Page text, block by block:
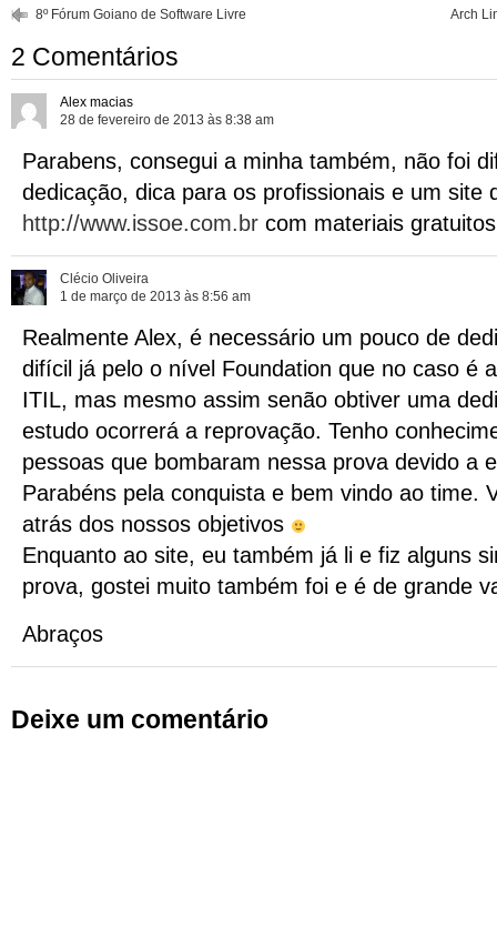
8º Fórum Goiano de Software Livre Arch
2 Comentários
Alex macias
28 de fevereiro de 2013 às 8:38 am
Parabens, consegui a minha também, não foi
dedicação, dica para os profissionais e um site
http://www.issoe.com.br com materiais
Clécio Oliveira
1 de março de 2013 às 8:56 am
Realmente Alex, é necessário um pouco de
difícil já pelo o nível Foundation que no caso é
ITIL, mas mesmo assim senão obtiver uma
estudo ocorrerá a reprovação. Tenho
pessoas que bombaram nessa prova devido a
Parabéns pela conquista e bem vindo ao time.
atrás dos nossos objetivos
Enquanto ao site, eu também já li e fiz alguns
prova, gostei muito também foi e é de grande
Abraços
Deixe um comentário